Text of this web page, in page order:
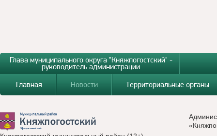
Глава муниципального округа "Княжпогостский" -
руководитель администрации
Главная
Новости Территориальные органы